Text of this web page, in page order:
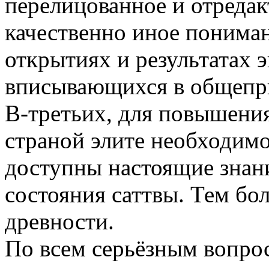
качественно иное
открытиях и результатах
вписывающихся в
В-третьих, для
страной элите
доступны настоящие
состояния саттвы. Тем
древности.
По всем серьёзным